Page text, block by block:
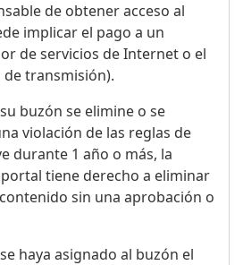
de obtener acceso al
implicar el pago a un
de servicios de Internet o el
transmisión).
buzón se elimine o se
violación de las reglas de
durante 1 año o más, la
tiene derecho a eliminar
sin una aprobación o
haya asignado al buzón el